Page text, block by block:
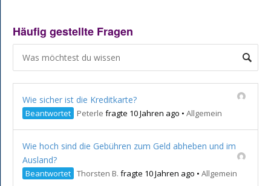
Häufig gestellte Fragen
Wie sicher ist die Kreditkarte?
Beantwortet Peterle fragte 10 Jahren ago • Allgemein
Wie hoch sind die Gebühren zum Geld abheben und im
Ausland?
Beantwortet Thorsten B. fragte 10 Jahren ago • Allgemein